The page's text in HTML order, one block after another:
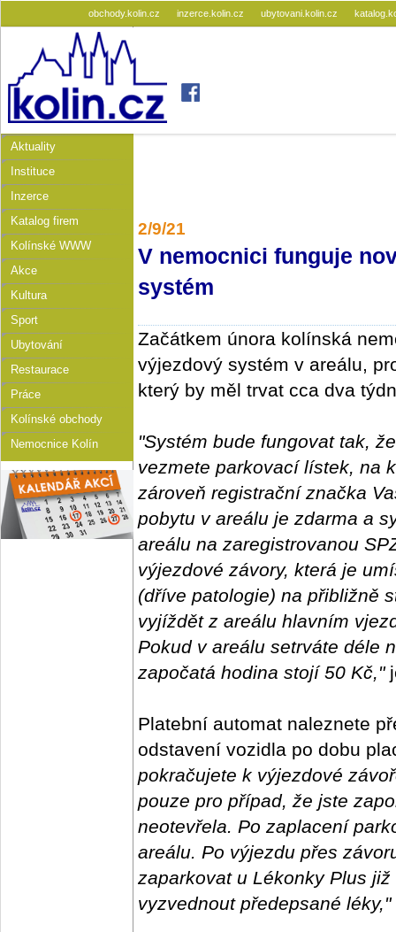
obchody.kolin.cz inzerce.kolin.cz ubytovani.kolin.cz
Aktuality
Instituce
Inzerce
Katalog firem
Kolínské WWW
Akce
Kultura
Sport
Ubytování
Restaurace
Práce
Kolínské obchody
Nemocnice Kolín
2/9/21
V nemocnici funguje
systém
Začátkem února kolínská
výjezdový systém v areálu,
který by měl trvat cca dva
"Systém bude fungovat tak,
vezmete parkovací lístek, na
zároveň registrační značka
pobytu v areálu je zdarma a
areálu na zaregistrovanou
výjezdové závory, která je
(dříve patologie) na přibližně
vyjíždět z areálu hlavním
Pokud v areálu setrváte déle
započatá hodina stojí 50 Kč,"
Platební automat naleznete
odstavení vozidla po dobu
pokračujete k výjezdové
pouze pro případ, že jste
neotevřela. Po zaplacení
areálu. Po výjezdu přes
zaparkovat u Lékonky Plus
vyzvednout předepsané léky,"